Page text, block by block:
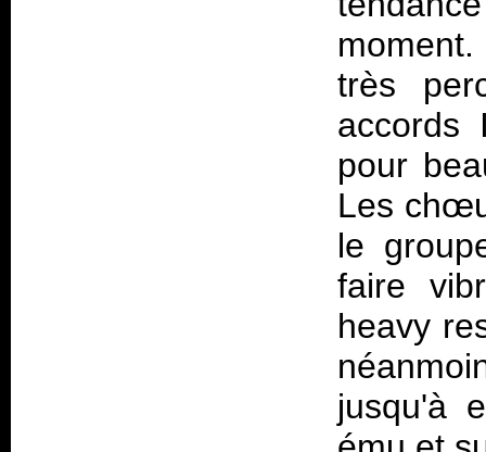
très
accords
pour
Les
le
faire
heavy
jusqu'à